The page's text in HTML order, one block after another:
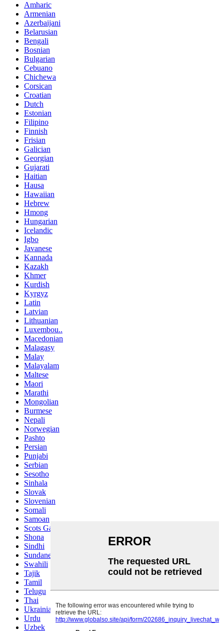
Amharic
Armenian
Azerbaijani
Belarusian
Bengali
Bosnian
Bulgarian
Cebuano
Chichewa
Corsican
Croatian
Dutch
Estonian
Filipino
Finnish
Frisian
Galician
Georgian
Gujarati
Haitian
Hausa
Hawaiian
Hebrew
Hmong
Hungarian
Icelandic
Igbo
Javanese
Kannada
Kazakh
Khmer
Kurdish
Kyrgyz
Latin
Latvian
Lithuanian
Luxembou..
Macedonian
Malagasy
Malay
Malayalam
Maltese
Maori
Marathi
Mongolian
Burmese
Nepali
Norwegian
Pashto
Persian
Punjabi
Serbian
Sesotho
Sinhala
Slovak
Slovenian
Somali
Samoan
Scots Gaelic
Shona
Sindhi
Sundanese
Swahili
Tajik
Tamil
Telugu
Thai
Ukrainian
Urdu
Uzbek